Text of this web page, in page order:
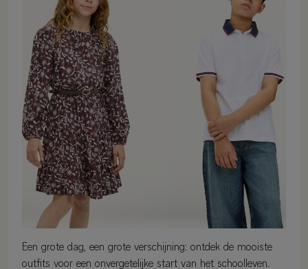
Een grote dag, een grote verschijning: ontdek de mooiste
outfits voor een onvergetelijke start van het schoolleven.